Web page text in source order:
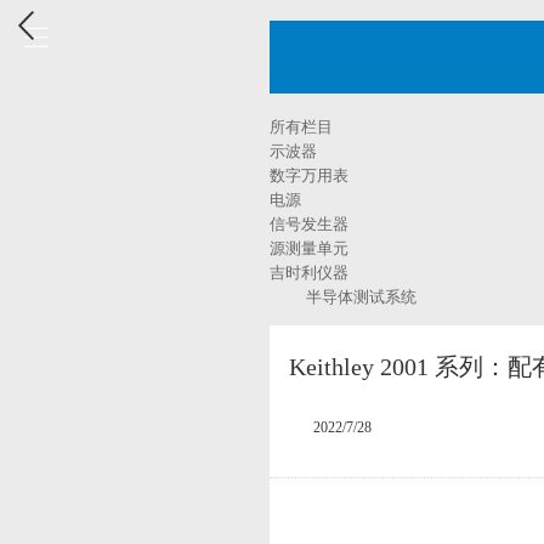
所有栏目
示波器
数字万用表
电源
信号发生器
源测量单元
吉时利仪器
半导体测试系统
Keithley 2001 系列：
2022/7/28